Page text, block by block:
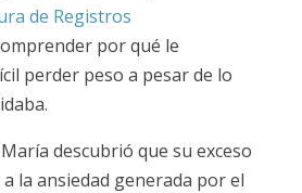
de Registros
por qué le
perder peso a pesar de lo
descubrió que su exceso
la ansiedad generada por el